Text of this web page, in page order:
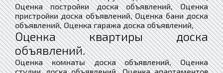
Оценка постройки доска объявлений, Оценка
пристройки доска объявлений, Оценка бани доска
объявлений, Оценка гаража доска объявлений,
Оценка квартиры доска
объявлений.
Оценка комнаты доска объявлений, Оценка